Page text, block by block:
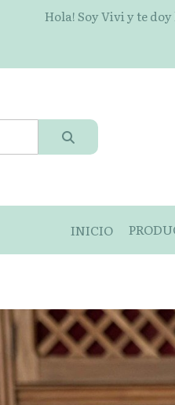
Hola! Soy Vivi y te
INICIO